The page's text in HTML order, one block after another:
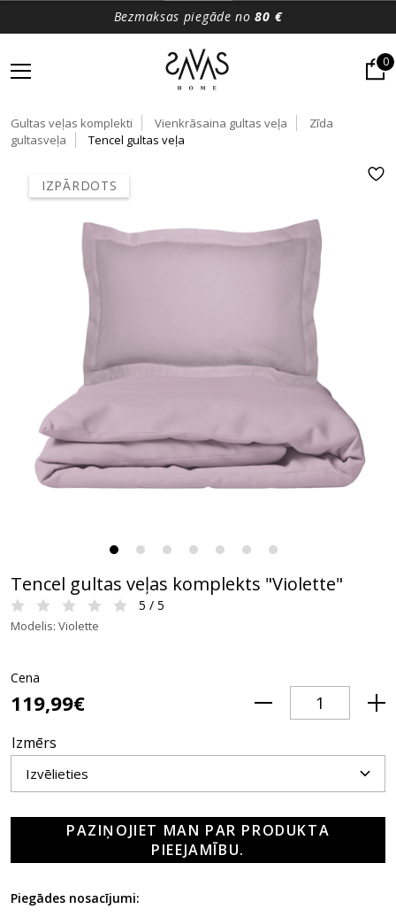
Bezmaksas piegāde no80 €
0
Gultas veļas komplekti Vienkrāsaina gultas veļa
Zīda
gultasveļa
Tencel gultas veļa
IZPĀRDOTS
Tencel gultas veļas komplekts "Violette"
5 / 5
Modelis: Violette
Cena
119,99€
Izmērs
PAZIŅOJIET MAN PAR PRODUKTA
PIEEJAMĪBU.
Piegādes nosacījumi: